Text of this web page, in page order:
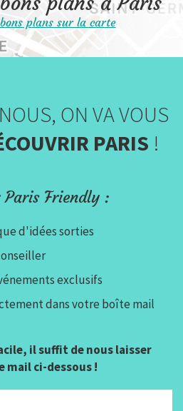
plans sur la carte
ON VA VOUS
PARIS !
Friendly :
d'idées sorties
exclusifs
dans votre boîte mail
il suffit de nous laisser
mail ci-dessous !